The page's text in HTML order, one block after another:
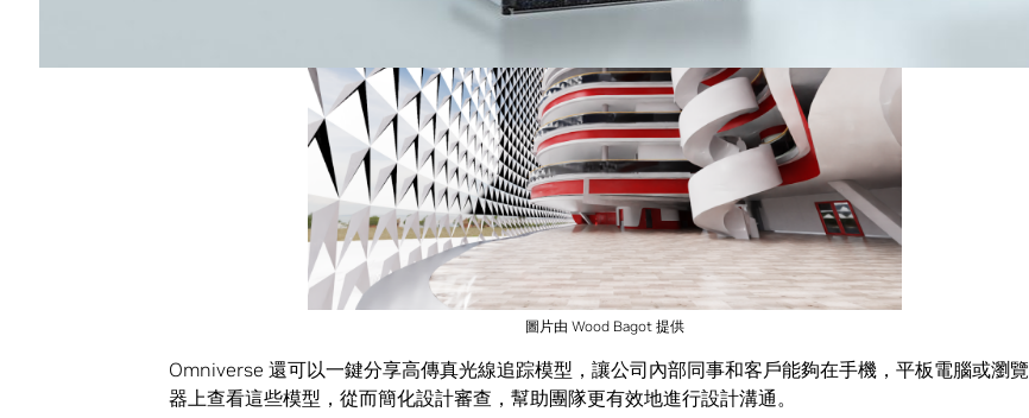
圖片由 Wood Bagot 提供
Omniverse 還可以一鍵分享高傳真光線追踪模型，讓公司內部同事和客戶能夠在手機，平板電腦或瀏覽
器上查看這些模型，從而簡化設計審查，幫助團隊更有效地進行設計溝通。